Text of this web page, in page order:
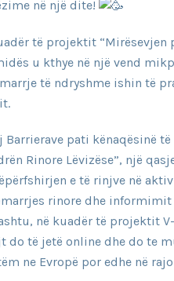
në një dite!
të projektit “Mirësevjen
u kthye në një vend
të ndryshme ishin të
Barrierave pati kënaqësinë
Rinore Lëvizëse”, një
e të rinjve në
rinore dhe
në kuadër të projektit
do të jetë online dhe do te
ne Evropë por edhe në